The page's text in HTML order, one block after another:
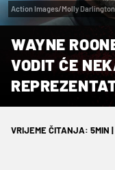
Action Images/Molly Darlington
WAYNE
VODIT ĆE
VRIJEME ČITANJA: 5MIN